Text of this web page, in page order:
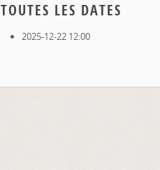
TOUTES LES DATES
2025-12-22 12:00